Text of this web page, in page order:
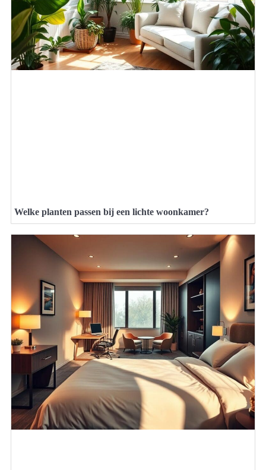
Welke planten passen bij een lichte woonkamer?